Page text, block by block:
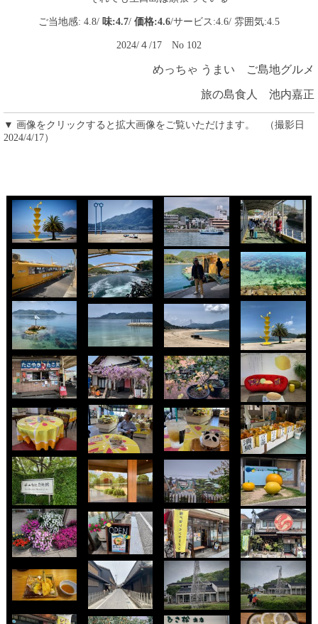
ご当地感: 4.8/ 味:4.7/ 価格:4.6/サービス:4.6/ 雰囲気:4.5
2024/ ４/17 No 102
めっちゃ うまい ご島地グルメ
旅の島食人 池内嘉正
▼ 画像をクリックすると拡大画像をご覧いただけます。 （撮影日
2024/4/17）